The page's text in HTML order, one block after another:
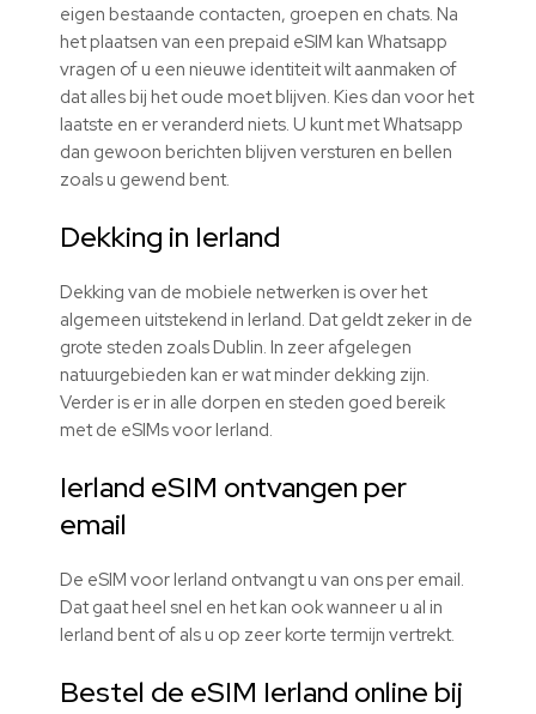
eigen bestaande contacten, groepen en chats. Na
het plaatsen van een prepaid eSIM kan Whatsapp
vragen of u een nieuwe identiteit wilt aanmaken of
dat alles bij het oude moet blijven. Kies dan voor het
laatste en er veranderd niets. U kunt met Whatsapp
dan gewoon berichten blijven versturen en bellen
zoals u gewend bent.
Dekking in Ierland
Dekking van de mobiele netwerken is over het
algemeen uitstekend in Ierland. Dat geldt zeker in de
grote steden zoals Dublin. In zeer afgelegen
natuurgebieden kan er wat minder dekking zijn.
Verder is er in alle dorpen en steden goed bereik
met de eSIMsvoor Ierland.
Ierland eSIM ontvangen per
email
De eSIM voor Ierland ontvangt u van ons per email.
Dat gaat heel snel en het kan ook wanneer u al in
Ierland bent of als u op zeer korte termijn vertrekt.
Bestel de eSIM Ierland online bij